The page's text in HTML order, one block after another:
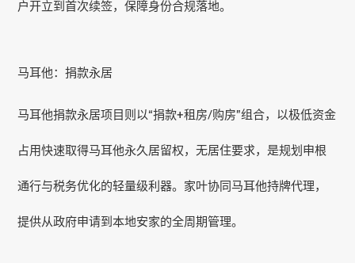
户开立到首次续签，保障身份合规落地。
马耳他：捐款永居
马耳他捐款永居项目则以“捐款+租房/购房”组合，以极低资金
占用快速取得马耳他永久居留权，无居住要求，是规划申根
通行与税务优化的轻量级利器。家叶协同马耳他持牌代理，
提供从政府申请到本地安家的全周期管理。